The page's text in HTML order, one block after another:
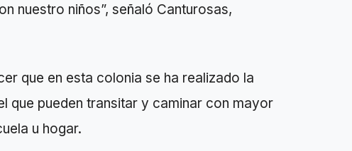
nuestro niños”, señaló Canturosas,
que en esta colonia se ha realizado la
que pueden transitar y caminar con mayor
u hogar.